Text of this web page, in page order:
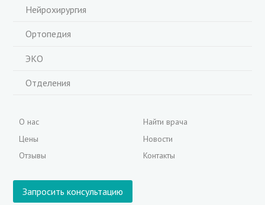
Нейрохирургия
Ортопедия
ЭКО
Отделения
О нас
Цены
Отзывы
Найти врача
Новости
Контакты
Запросить консультацию